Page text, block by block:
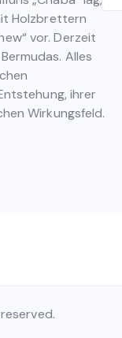
Holzbrettern
vor. Derzeit
Alles
ihrer
Wirkungsfeld.